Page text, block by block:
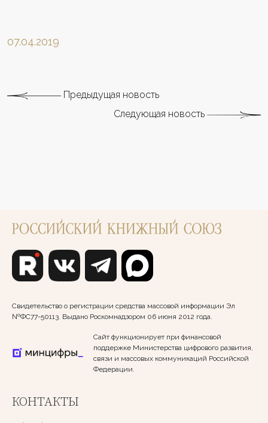
07.04.2019
Предыдущая новость
Следующая новость
Свидетельство о регистрации средства массовой информации Эл
№ФС77-50113. Выдано Роскомнадзором 06 июня 2012 года.
Сайт функционирует при финансовой
поддержке Министерства цифрового развития,
связи и массовых коммуникаций Российской
Федерации.
КОНТАКТЫ